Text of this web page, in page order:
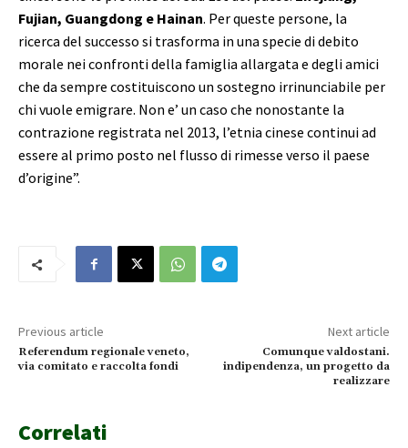
Fujian, Guangdong e Hainan. Per queste persone, la
ricerca del successo si trasforma in una specie di debito
morale nei confronti della famiglia allargata e degli amici
che da sempre costituiscono un sostegno irrinunciabile per
chi vuole emigrare. Non e’ un caso che nonostante la
contrazione registrata nel 2013, l’etnia cinese continui ad
essere al primo posto nel flusso di rimesse verso il paese
d’origine”.
Previous article
Referendum regionale veneto,
via comitato e raccolta fondi
Next article
Comunque valdostani.
indipendenza, un progetto da
realizzare
Correlati